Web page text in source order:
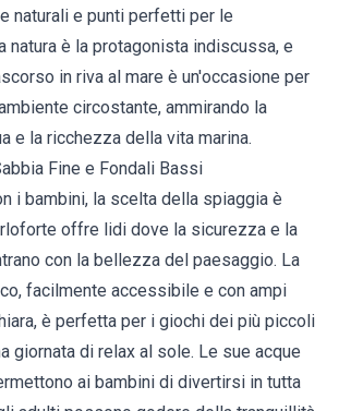
naturali e punti perfetti per le
natura è la protagonista indiscussa, e
in riva al mare è un'occasione per
circostante, ammirando la
e la ricchezza della vita marina.
Fine e Fondali Bassi
i bambini, la scelta della spiaggia è
offre lidi dove la sicurezza e la
con la bellezza del paesaggio. La
facilmente accessibile e con ampi
è perfetta per i giochi dei più piccoli
giornata di relax al sole. Le sue acque
ai bambini di divertirsi in tutta